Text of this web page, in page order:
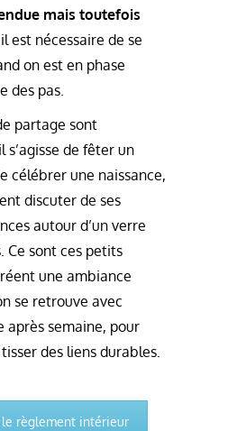
mais toutefois
est nécessaire de se
on est en phase
des pas.
partage sont
s’agisse de fêter un
célébrer une naissance,
discuter de ses
autour d’un verre
Ce sont ces petits
une ambiance
se retrouve avec
après semaine, pour
des liens durables.
règlement intérieur